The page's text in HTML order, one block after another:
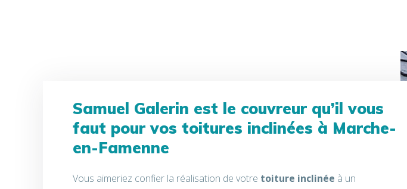
Samuel Galerin est le couvreur qu’il vous
faut pour vos toitures inclinées à Marche-
en-Famenne
Vous aimeriez confier la réalisation de votre toiture inclinée à un